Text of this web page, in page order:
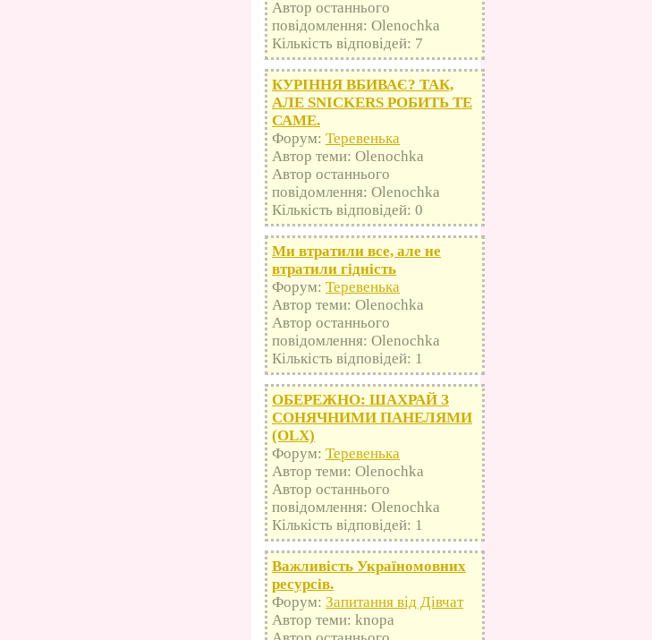
Автор останнього
повідомлення: Olenochka
Кількість відповідей: 7
КУРІННЯ ВБИВАЄ? ТАК,
АЛЕ SNICKERS РОБИТЬ ТЕ
САМЕ.
Форум: Теревенька
Автор теми: Olenochka
Автор останнього
повідомлення: Olenochka
Кількість відповідей: 0
Ми втратили все, але не
втратили гідність
Форум: Теревенька
Автор теми: Olenochka
Автор останнього
повідомлення: Olenochka
Кількість відповідей: 1
ОБЕРЕЖНО: ШАХРАЙ З
СОНЯЧНИМИ ПАНЕЛЯМИ
(OLX)
Форум: Теревенька
Автор теми: Olenochka
Автор останнього
повідомлення: Olenochka
Кількість відповідей: 1
Важливість Україномовних
ресурсів.
Форум: Запитання від Дівчат
Автор теми: knopa